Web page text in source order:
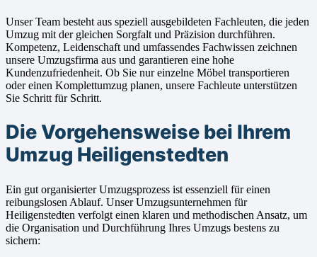
Unser Team besteht aus speziell ausgebildeten Fachleuten, die jeden
Umzug mit der gleichen Sorgfalt und Präzision durchführen.
Kompetenz, Leidenschaft und umfassendes Fachwissen zeichnen
unsere Umzugsfirma aus und garantieren eine hohe
Kundenzufriedenheit. Ob Sie nur einzelne Möbel transportieren
oder einen Komplettumzug planen, unsere Fachleute unterstützen
Sie Schritt für Schritt.
Die Vorgehensweise bei Ihrem
Umzug Heiligenstedten
Ein gut organisierter Umzugsprozess ist essenziell für einen
reibungslosen Ablauf. Unser Umzugsunternehmen für
Heiligenstedten verfolgt einen klaren und methodischen Ansatz, um
die Organisation und Durchführung Ihres Umzugs bestens zu
sichern: